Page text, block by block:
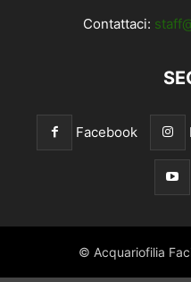
Contattaci:
Facebook
© Acquariofilia